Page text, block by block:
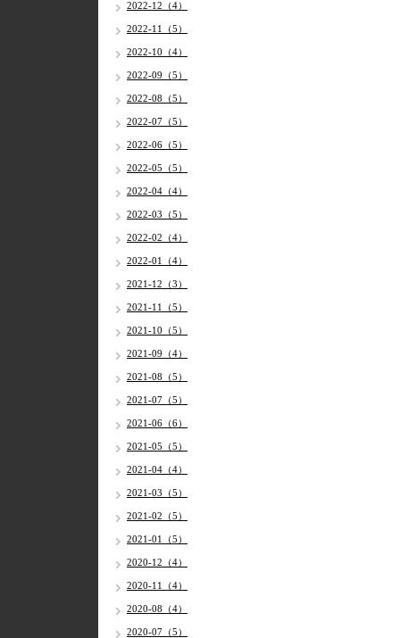
2022-12（4）
2022-11（5）
2022-10（4）
2022-09（5）
2022-08（5）
2022-07（5）
2022-06（5）
2022-05（5）
2022-04（4）
2022-03（5）
2022-02（4）
2022-01（4）
2021-12（3）
2021-11（5）
2021-10（5）
2021-09（4）
2021-08（5）
2021-07（5）
2021-06（6）
2021-05（5）
2021-04（4）
2021-03（5）
2021-02（5）
2021-01（5）
2020-12（4）
2020-11（4）
2020-08（4）
2020-07（5）